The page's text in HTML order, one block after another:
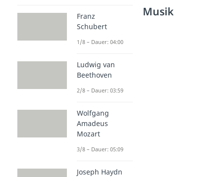
Weitere Inhalte: Musik
Grundlagen der Musik
Noten lesen
Dauer: 04:33
Dauer: 03:13
Bassschlüssel
Dauer: 02:37
Dur Tonleiter
Dauer: 02:55
Franz
Schubert
1/8 – Dauer: 04:00
Ludwig van
Beethoven
2/8 – Dauer: 03:59
Wolfgang
Amadeus
Mozart
3/8 – Dauer: 05:09
Joseph Haydn